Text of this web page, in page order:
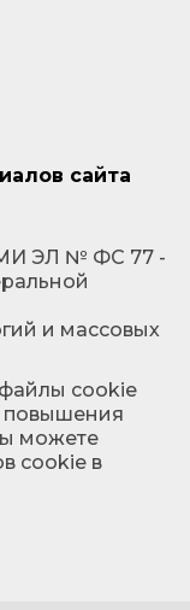
сайта
ЭЛ № ФС 77 -
и массовых
cookie
повышения
можете
cookie в